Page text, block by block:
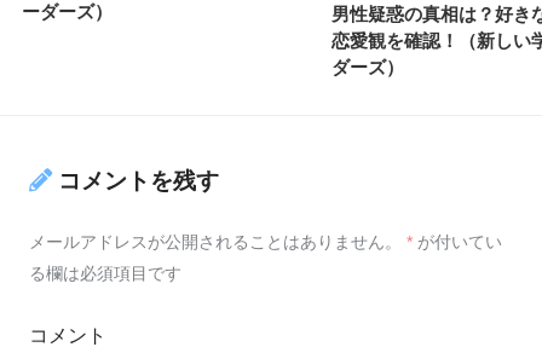
ーダーズ）
男性疑惑の真相は？好き
恋愛観を確認！（新しい
ダーズ）
コメントを残す
メールアドレスが公開されることはありません。 * が付いてい
る欄は必須項目です
コメント